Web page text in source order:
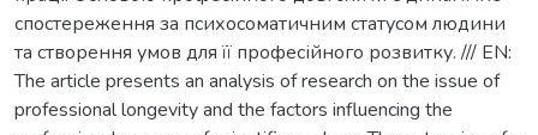
спостереження за психосоматичним статусом людини
та створення умов для її професійного розвитку. /// EN:
The article presents an analysis of research on the issue of
professional longevity and the factors influencing the